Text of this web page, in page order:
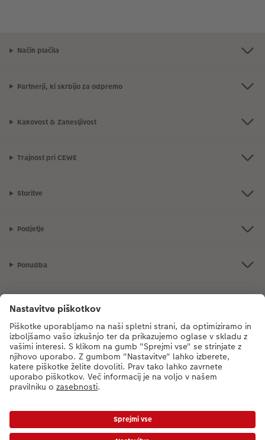
Način plačila
Partnerji, ki skrbijo za odpremo
Kakovost & Zanesljivost
Trajnost pri CEWE
Storitve
Podjetje
Ponudba
– 17:00